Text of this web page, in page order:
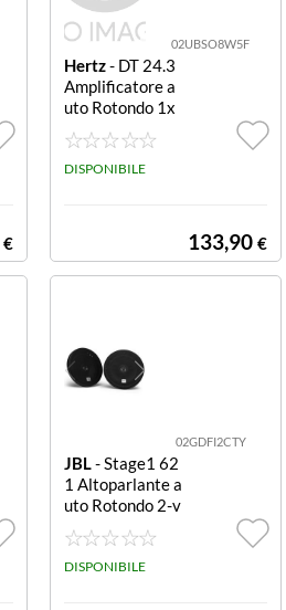
€
02UBSO8W5F
Hertz- DT 24.3
Amplificatore a
uto Rotondo 1x
250w
DISPONIBILE
133,90 €
02GDFI2CTY
JBL- Stage1 62
1 Altoparlante a
uto Rotondo 2-v
ie 175 W 2 pz
DISPONIBILE